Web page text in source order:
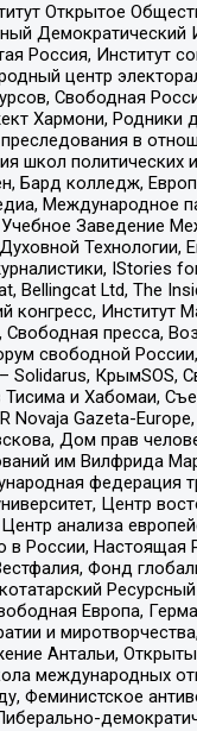
Открытое
Демократический
Россия, Институт
центр
Свободная
Хармони, Родники
в
школ
Бард колледж,
Международное
Заведение
IStories
Bellingcat Ltd, The
конгресс,
пресса,
свободной
КрымSOS,
и Хабомаи,
Novaja Gazeta-
Дом прав
им Вилфрида
Центр
анализа
России, Настоящая
Фонд
Европа,
и
Антальи,
международных
Феминистское